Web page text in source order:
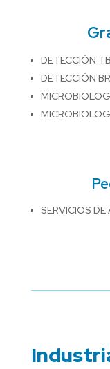
DETECCIÓN
DETECCIÓN
SERVICIOS